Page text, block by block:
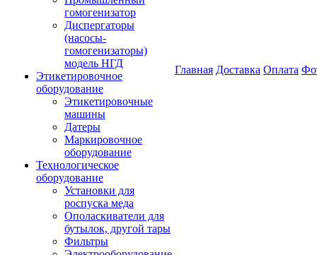
гомогенизатор
Диспергаторы
(насосы-
гомогенизаторы)
модель НГД
Этикетировочное
оборудование
Этикетировочные
машины
Датеры
Маркировочное
оборудование
Технологическое
оборудование
Установки для
роспуска меда
Ополаскиватели для
бутылок, другой тары
Фильтры
Главная Доставка Оплата